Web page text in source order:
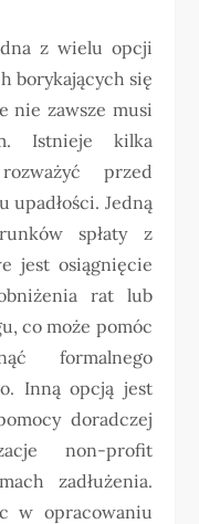
z wielu opcji
borykających się
nie zawsze musi
Istnieje kilka
przed
upadłości. Jedną
spłaty z
jest osiągnięcie
rat lub
co może pomóc
formalnego
Inną opcją jest
doradczej
non-profit
zadłużenia.
w opracowaniu